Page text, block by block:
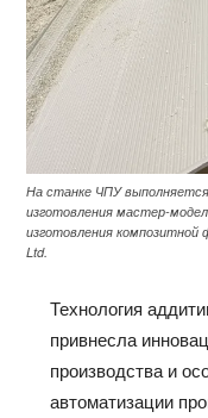
На станке ЧПУ
изготовления мастер-
изготовления композитной
Ltd.
Технология
привнесла
производства и
автоматизации